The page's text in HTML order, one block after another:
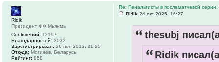
Re: Пенальтисты в послематчевой серии.
Ridik 24 окт 2025, 16:27
thesubj
Ridik
Ridik
Президент ФФ Мьянмы
Сообщений: 12197
Благодарностей: 3032
Зарегистрирован: 26 ноя 2013, 21:25
Откуда: Могилёв, Беларусь
Рейтинг: 858